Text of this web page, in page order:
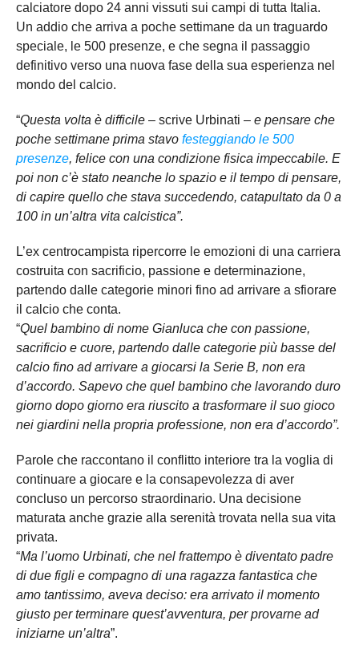
calciatore dopo 24 anni vissuti sui campi di tutta Italia.
Un addio che arriva a poche settimane da un traguardo
speciale, le 500 presenze, e che segna il passaggio
definitivo verso una nuova fase della sua esperienza nel
mondo del calcio.
“Questa volta è difficile – scrive Urbinati – e pensare che
poche settimane prima stavo festeggiando le 500
presenze, felice con una condizione fisica impeccabile. E
poi non c’è stato neanche lo spazio e il tempo di pensare,
di capire quello che stava succedendo, catapultato da 0 a
100 in un’altra vita calcistica”.
L’ex centrocampista ripercorre le emozioni di una carriera
costruita con sacrificio, passione e determinazione,
partendo dalle categorie minori fino ad arrivare a sfiorare
il calcio che conta.
“Quel bambino di nome Gianluca che con passione,
sacrificio e cuore, partendo dalle categorie più basse del
calcio fino ad arrivare a giocarsi la Serie B, non era
d’accordo. Sapevo che quel bambino che lavorando duro
giorno dopo giorno era riuscito a trasformare il suo gioco
nei giardini nella propria professione, non era d’accordo”.
Parole che raccontano il conflitto interiore tra la voglia di
continuare a giocare e la consapevolezza di aver
concluso un percorso straordinario. Una decisione
maturata anche grazie alla serenità trovata nella sua vita
privata.
“Ma l’uomo Urbinati, che nel frattempo è diventato padre
di due figli e compagno di una ragazza fantastica che
amo tantissimo, aveva deciso: era arrivato il momento
giusto per terminare quest’avventura, per provarne ad
iniziarne un’altra”.